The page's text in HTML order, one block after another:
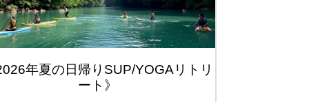
年夏の日帰りSUP/YOGAリトリ
ート》